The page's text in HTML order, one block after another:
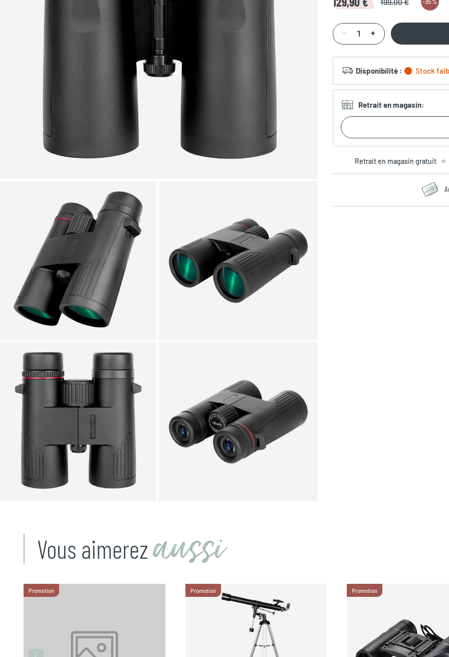
Zoomer sur l'image
Zoomer sur l'image Zoomer sur l'image
Zoomer sur l'image
-35 %
Disponibilité : Stock
Retrait en magasin:
Retrait en magasin gratuit
Vous aimerez aussi
Promotion Promotion Promotion